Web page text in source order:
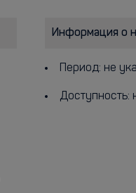
Информация о
Период: не
Доступность: